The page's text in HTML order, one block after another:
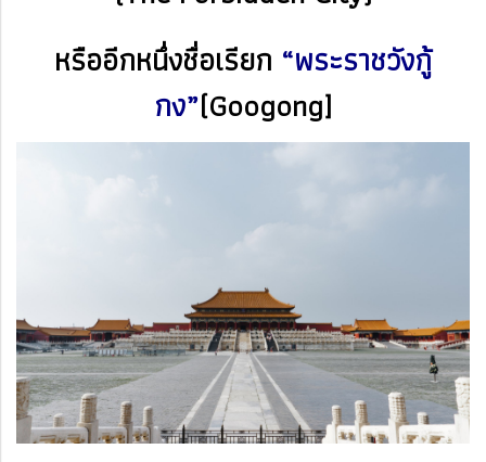
หรืออีกหนึ่งชื่อเรียก “พระราชวังกู้
กง”(Googong]